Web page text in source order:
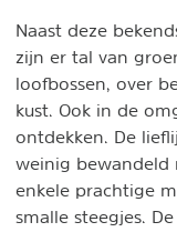
Naast deze
zijn er tal van
loofbossen, over
kust. Ook in de
ontdekken. De
weinig bewandeld
enkele prachtige
smalle steegjes.